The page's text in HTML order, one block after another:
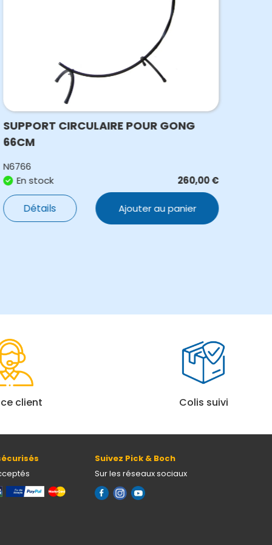
SUPPORT CIRCULAIRE POUR GONG
66CM
N6766
En stock
260,00€
Détails Ajouter au panier
client Colis suivi
Suivez Pick & Boch
Sur les réseaux sociaux